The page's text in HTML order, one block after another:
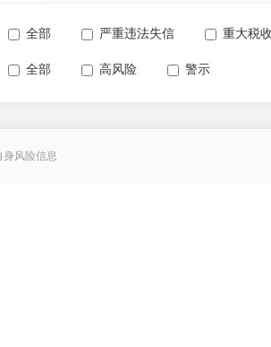
全部 严重违法失信 重大税
全部 高风险 警示
身风险信息